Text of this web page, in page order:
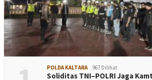
POLDA KALTARA 967 Dilihat
Soliditas TNI–POLRI Jaga